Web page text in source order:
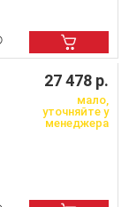
27 478 р.
мало,
уточняйте у
менеджера